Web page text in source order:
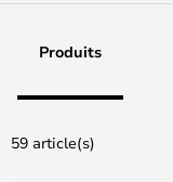
Produits
59 article(s)